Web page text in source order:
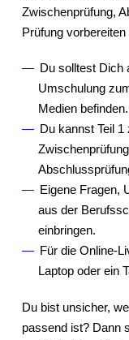
Zwischenprüfung,
Prüfung
Du solltest Dich
Umschulung
Medien befinden.
Du kannst Teil 1
Eigene Fragen,
aus der
einbringen.
Für die Online-
Laptop oder ein
Du bist unsicher,
passend ist? Dann